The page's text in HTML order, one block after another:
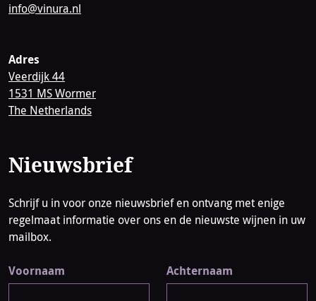
info@vinura.nl
Adres
Veerdijk 44
1531 MS Wormer
The Netherlands
Nieuwsbrief
Schrijf u in voor onze nieuwsbrief en ontvang met enige
regelmaat informatie over ons en de nieuwste wijnen in uw
mailbox.
Voornaam Achternaam